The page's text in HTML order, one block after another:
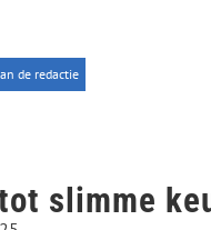
de redactie
slimme